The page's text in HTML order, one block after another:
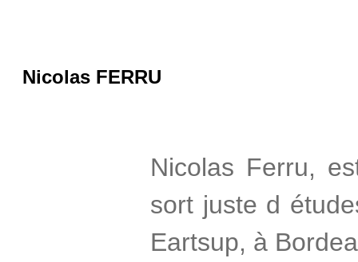
Nicolas FERRU
Nicolas Ferru,
sort juste d
Eartsup, à